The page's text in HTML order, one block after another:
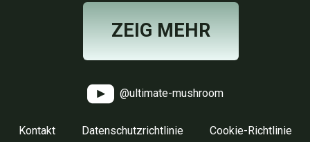
ZEIG MEHR
@ultimate-mushroom
Kontakt Datenschutzrichtlinie Cookie-Richtlinie